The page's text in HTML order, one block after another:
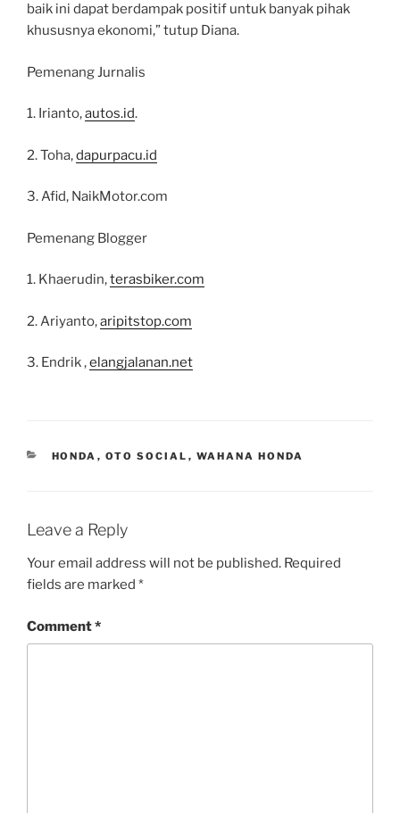
baik ini dapat berdampak positif untuk banyak pihak
khususnya ekonomi,” tutup Diana.
Pemenang Jurnalis
1. Irianto,autos.id.
2. Toha,dapurpacu.id
3. Afid, NaikMotor.com
Pemenang Blogger
1. Khaerudin,terasbiker.com
2. Ariyanto,aripitstop.com
3. Endrik ,elangjalanan.net
CATEGORIES
HONDA , OTO SOCIAL , WAHANA HONDA
Leave a Reply
Your email address will not be published. Required
fields are marked *
Comment*